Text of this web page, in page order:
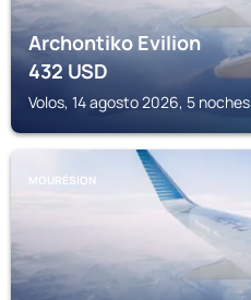
Archontiko Evilion
432USD
Volos, 14 agosto 2026, 5 noches
MOURÉSION